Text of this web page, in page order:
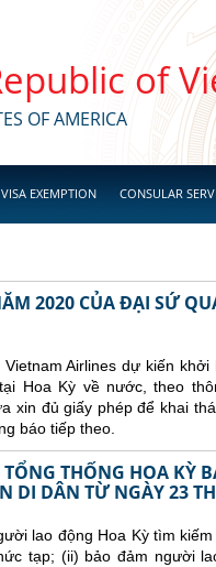
of
OF AMERICA
VISA EXEMPTION CONSULAR
2020 CỦA ĐẠI SỨ
Airlines dự kiến
Hoa Kỳ về nước, theo
xin đủ giấy phép để khai
báo tiếp theo.
THỐNG HOA KỲ
DI DÂN TỪ NGÀY 23
lao động Hoa Kỳ tìm
tạp; (ii) bảo đảm người